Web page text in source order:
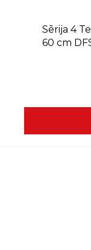
Sērija 4
60 cm